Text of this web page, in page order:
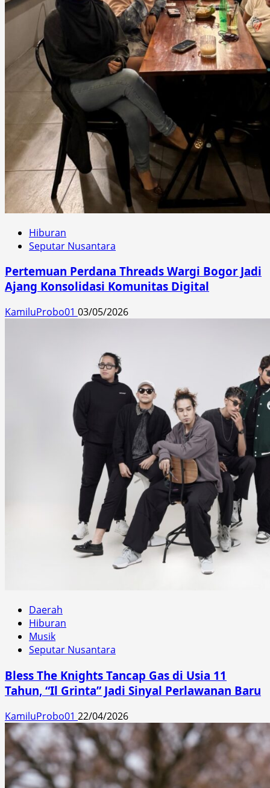
Hiburan
Seputar Nusantara
Pertemuan Perdana Threads Wargi Bogor Jadi
Ajang Konsolidasi Komunitas Digital
KamiluProbo01 03/05/2026
Daerah
Hiburan
Musik
Seputar Nusantara
Bless The Knights Tancap Gas di Usia 11
Tahun, “Il Grinta” Jadi Sinyal Perlawanan Baru
KamiluProbo01 22/04/2026